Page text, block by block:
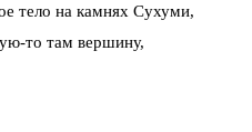
тело на камнях Сухуми,
то там вершину,